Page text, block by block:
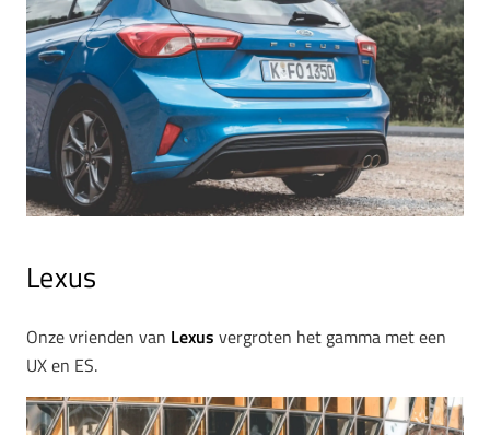
Lexus
Onze vrienden van Lexus vergroten het gamma met een
UX en ES.